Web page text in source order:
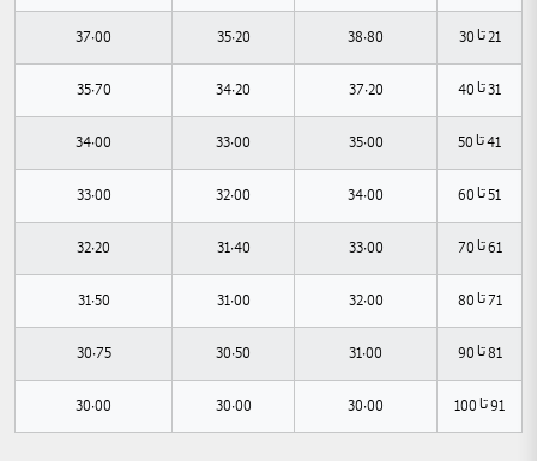
21 تا 30
38.80
35.20
37.00
31 تا 40
37.20
34.20
35.70
41 تا 50
35.00
33.00
34.00
51 تا 60
34.00
32.00
33.00
61 تا 70
33.00
31.40
32.20
71 تا 80
32.00
31.00
31.50
81 تا 90
31.00
30.50
30.75
91 تا 100
30.00
30.00
30.00